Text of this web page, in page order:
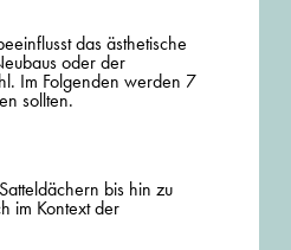
das ästhetische
oder der
Im Folgenden werden 7
sollten.
bis hin zu
im Kontext der